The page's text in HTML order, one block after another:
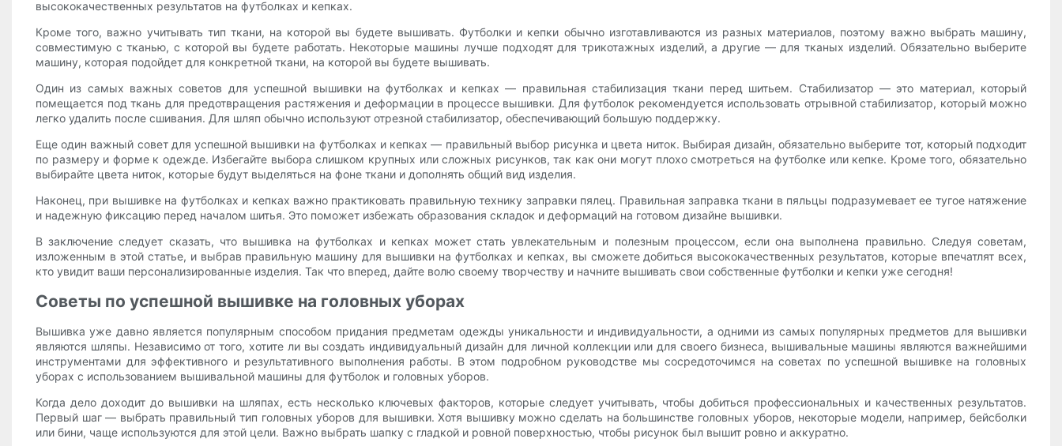
высококачественных результатов на футболках и кепках.
Кроме того, важно учитывать тип ткани, на которой вы будете вышивать. Футболки и кепки обычно изготавливаются из разных материалов, поэтому важно выбрать машину,
совместимую с тканью, с которой вы будете работать. Некоторые машины лучше подходят для трикотажных изделий, а другие — для тканых изделий. Обязательно выберите
машину, которая подойдет для конкретной ткани, на которой вы будете вышивать.
Один из самых важных советов для успешной вышивки на футболках и кепках — правильная стабилизация ткани перед шитьем. Стабилизатор — это материал, который
помещается под ткань для предотвращения растяжения и деформации в процессе вышивки. Для футболок рекомендуется использовать отрывной стабилизатор, который можно
легко удалить после сшивания. Для шляп обычно используют отрезной стабилизатор, обеспечивающий большую поддержку.
Еще один важный совет для успешной вышивки на футболках и кепках — правильный выбор рисунка и цвета ниток. Выбирая дизайн, обязательно выберите тот, который подходит
по размеру и форме к одежде. Избегайте выбора слишком крупных или сложных рисунков, так как они могут плохо смотреться на футболке или кепке. Кроме того, обязательно
выбирайте цвета ниток, которые будут выделяться на фоне ткани и дополнять общий вид изделия.
Наконец, при вышивке на футболках и кепках важно практиковать правильную технику заправки пялец. Правильная заправка ткани в пяльцы подразумевает ее тугое натяжение
и надежную фиксацию перед началом шитья. Это поможет избежать образования складок и деформаций на готовом дизайне вышивки.
В заключение следует сказать, что вышивка на футболках и кепках может стать увлекательным и полезным процессом, если она выполнена правильно. Следуя советам,
изложенным в этой статье, и выбрав правильную машину для вышивки на футболках и кепках, вы сможете добиться высококачественных результатов, которые впечатлят всех,
кто увидит ваши персонализированные изделия. Так что вперед, дайте волю своему творчеству и начните вышивать свои собственные футболки и кепки уже сегодня!
Советы по успешной вышивке на головных уборах
Вышивка уже давно является популярным способом придания предметам одежды уникальности и индивидуальности, а одними из самых популярных предметов для вышивки
являются шляпы. Независимо от того, хотите ли вы создать индивидуальный дизайн для личной коллекции или для своего бизнеса, вышивальные машины являются важнейшими
инструментами для эффективного и результативного выполнения работы. В этом подробном руководстве мы сосредоточимся на советах по успешной вышивке на головных
уборах с использованием вышивальной машины для футболок и головных уборов.
Когда дело доходит до вышивки на шляпах, есть несколько ключевых факторов, которые следует учитывать, чтобы добиться профессиональных и качественных результатов.
Первый шаг — выбрать правильный тип головных уборов для вышивки. Хотя вышивку можно сделать на большинстве головных уборов, некоторые модели, например, бейсболки
или бини, чаще используются для этой цели. Важно выбрать шапку с гладкой и ровной поверхностью, чтобы рисунок был вышит ровно и аккуратно.